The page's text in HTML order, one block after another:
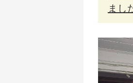
まし